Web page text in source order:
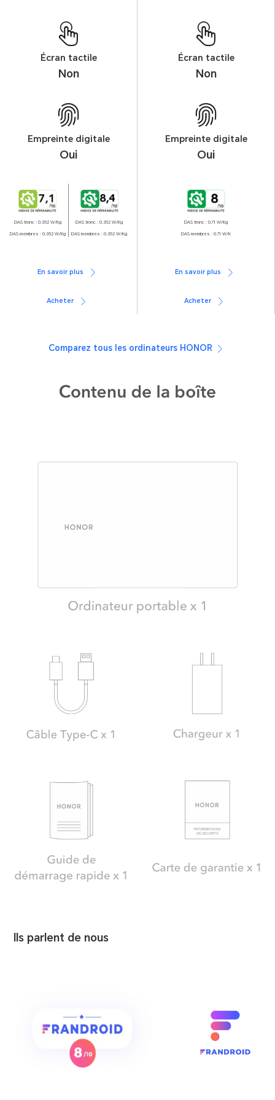
Écran tactile
Non
Écran tactile
Non
Empreinte digitale
Oui
Empreinte digitale
Oui
DAS tronc : 0.352 W/Kg
DAS membres : 0.352 W/Kg
DAS tronc : 0.352 W/Kg
DAS membres : 0.352 W/Kg
DAS tronc : 0.71 W/Kg
DAS membres : 0.71 W/K
En savoir plus
Acheter
En savoir plus
Acheter
Comparez tous les ordinateurs HONOR
lls parlent de nous